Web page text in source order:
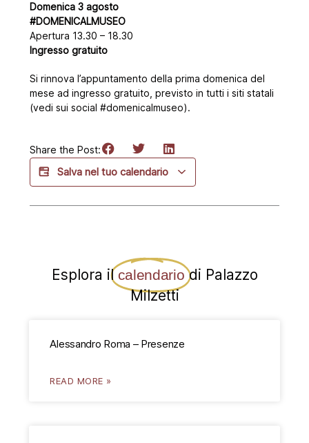
Domenica 3 agosto
#DOMENICALMUSEO
Apertura 13.30 – 18.30
Ingresso gratuito
Si rinnova l’appuntamento della prima domenica del
mese ad ingresso gratuito, previsto in tutti i siti statali
(vedi sui social #domenicalmuseo).
Share the Post:
Salva nel tuo calendario
Esplora il calendario di Palazzo
Milzetti
Alessandro Roma – Presenze
READ MORE »